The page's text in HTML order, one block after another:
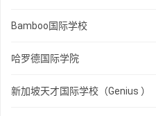
Bamboo国际学校
哈罗德国际学院
新加坡天才国际学校（Genius ）